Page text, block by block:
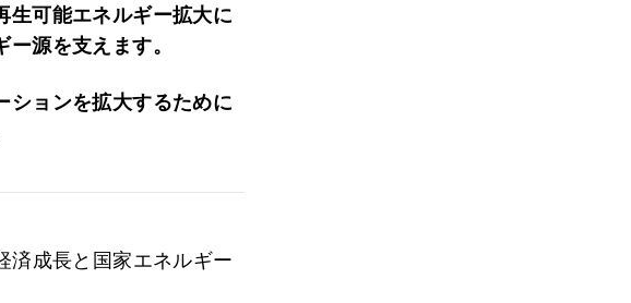
生可能エネルギー拡大に
源を支えます。
ションを拡大するために
済成長と国家エネルギー